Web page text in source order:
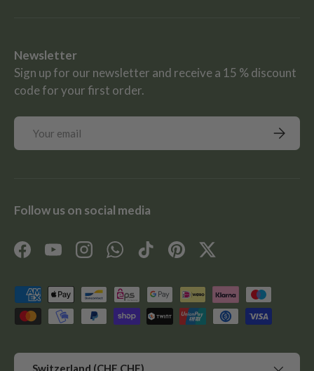
Newsletter
Sign up for our newsletter and receive a 15 % discount
code for your first order.
Email
Follow us on social media
FacebookYouTubeInstagramWhatsApp
TikTokPinterestTwitter
Payment methods accepted
Country/Region
Switzerland (CHF CHF)